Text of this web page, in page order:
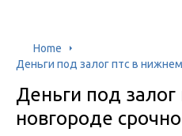
Home
Деньги под залог птс в
Деньги под
новгороде срочно